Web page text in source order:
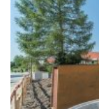
Wir schaffen
Innenwelt
Vordergrund.